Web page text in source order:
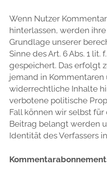
Wenn Nutzer
hinterlassen, werden
Grundlage unserer
Sinne des Art. 6 Abs. 1 lit.
gespeichert. Das erfolgt
jemand in Kommentaren
widerrechtliche Inhalte
verbotene politische
Fall können wir selbst
Beitrag belangt werden
Identität des Verfassers